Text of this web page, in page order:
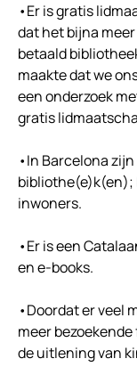
•Er is gratis
dat het bijna
betaald
maakte dat we
een onderzoek
gratis
•In Barcelona
bibliothe(e)k(en);
inwoners.
•Er is een
en e-books.
•Doordat er veel
meer
de uitlening van